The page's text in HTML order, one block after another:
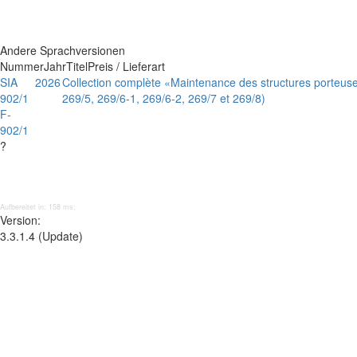
Andere Sprachversionen
NummerJahrTitelPreis / Lieferart
SIA
902/1
F-
902/1
?
2026Collection complète «Maintenance des structures
269/5, 269/6-1, 269/6-2, 269/7 et 269/8)
Aufbereitet in: 158 ms;
Version:
3.3.1.4 (Update)